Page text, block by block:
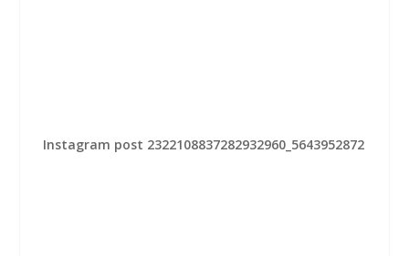
Instagram post 2322108837282932960_5643952872